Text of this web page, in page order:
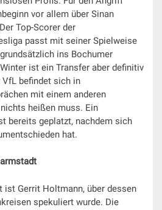
vor allem über Sinan
Top-Scorer der
passt mit seiner Spielweise
ins Bochumer
ist ein Transfer aber definitiv
VfL befindet sich in
mit einem anderen
heißen muss. Ein
bereits geplatzt, nachdem sich
hat.
ist Gerrit Holtmann, über dessen
spekuliert wurde. Die